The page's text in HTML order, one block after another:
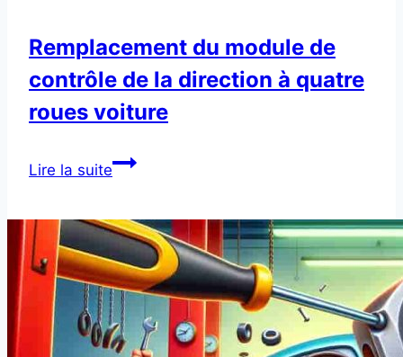
Remplacement du module de
contrôle de la direction à quatre
roues voiture
Lire la suiteRemplacement
de
contrôle
de
la
direction